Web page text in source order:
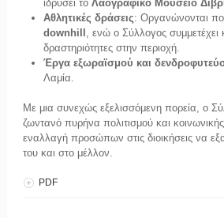
ιδρύσει το Λαογραφικό Μουσείο
Αθλητικές δράσεις: Οργανώνονται
downhill , ενώ ο Σύλλογος συμμετέχει
δραστηριότητες στην περιοχή.
Έργα εξωραϊσμού και
Λαμία.
Με μια συνεχώς εξελισσόμενη πορεία, ο
ζωντανό πυρήνα πολιτισμού και
εναλλαγή προσώπων στις διοικήσεις να
του και στο μέλλον.
PDF